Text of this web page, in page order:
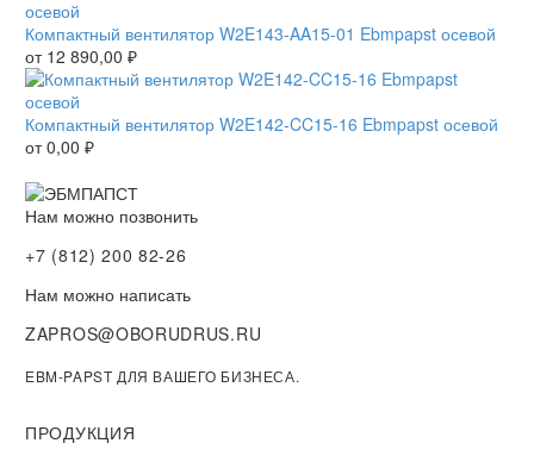
Компактный вентилятор W2E143-AA15-01 Ebmpapst осевой
от 12 890,00 ₽
Компактный вентилятор W2E142-CC15-16 Ebmpapst осевой
от0,00 ₽
Нам можно позвонить
+7 (812) 200 82-26
Нам можно написать
ZAPROS@OBORUDRUS.RU
EBM-PAPST ДЛЯ ВАШЕГО БИЗНЕСА.
ПРОДУКЦИЯ